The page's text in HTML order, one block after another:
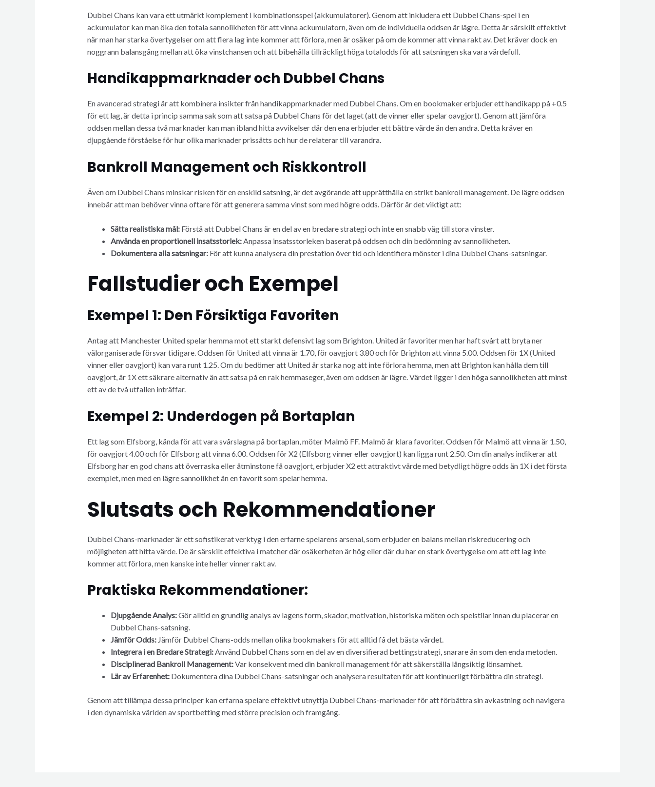
Dubbel Chans kan vara ett utmärkt komplement i kombinationsspel (akkumulatorer). Genom att inkludera ett Dubbel Chans-spel i en
ackumulator kan man öka den totala sannolikheten för att vinna ackumulatorn, även om de individuella oddsen är lägre. Detta är särskilt effektivt
när man har starka övertygelser om att flera lag inte kommer att förlora, men är osäker på om de kommer att vinna rakt av. Det kräver dock en
noggrann balansgång mellan att öka vinstchansen och att bibehålla tillräckligt höga totalodds för att satsningen ska vara värdefull.
Handikappmarknader och Dubbel Chans
En avancerad strategi är att kombinera insikter från handikappmarknader med Dubbel Chans. Om en bookmaker erbjuder ett handikapp på +0.5
för ett lag, är detta i princip samma sak som att satsa på Dubbel Chans för det laget (att de vinner eller spelar oavgjort). Genom att jämföra
oddsen mellan dessa två marknader kan man ibland hitta avvikelser där den ena erbjuder ett bättre värde än den andra. Detta kräver en
djupgående förståelse för hur olika marknader prissätts och hur de relaterar till varandra.
Bankroll Management och Riskkontroll
Även om Dubbel Chans minskar risken för en enskild satsning, är det avgörande att upprätthålla en strikt bankroll management. De lägre oddsen
innebär att man behöver vinna oftare för att generera samma vinst som med högre odds. Därför är det viktigt att:
Sätta realistiska mål:Förstå att Dubbel Chans är en del av en bredare strategi och inte en snabb väg till stora vinster.
Använda en proportionell insatsstorlek:Anpassa insatsstorleken baserat på oddsen och din bedömning av sannolikheten.
Dokumentera alla satsningar:För att kunna analysera din prestation över tid och identifiera mönster i dina Dubbel Chans-satsningar.
Fallstudier och Exempel
Exempel 1: Den Försiktiga Favoriten
Antag att Manchester United spelar hemma mot ett starkt defensivt lag som Brighton. United är favoriter men har haft svårt att bryta ner
välorganiserade försvar tidigare. Oddsen för United att vinna är 1.70, för oavgjort 3.80 och för Brighton att vinna 5.00. Oddsen för 1X (United
vinner eller oavgjort) kan vara runt 1.25. Om du bedömer att United är starka nog att inte förlora hemma, men att Brighton kan hålla dem till
oavgjort, är 1X ett säkrare alternativ än att satsa på en rak hemmaseger, även om oddsen är lägre. Värdet ligger i den höga sannolikheten att minst
ett av de två utfallen inträffar.
Exempel 2: Underdogen på Bortaplan
Ett lag som Elfsborg, kända för att vara svårslagna på bortaplan, möter Malmö FF. Malmö är klara favoriter. Oddsen för Malmö att vinna är 1.50,
för oavgjort 4.00 och för Elfsborg att vinna 6.00. Oddsen för X2 (Elfsborg vinner eller oavgjort) kan ligga runt 2.50. Om din analys indikerar att
Elfsborg har en god chans att överraska eller åtminstone få oavgjort, erbjuder X2 ett attraktivt värde med betydligt högre odds än 1X i det första
exemplet, men med en lägre sannolikhet än en favorit som spelar hemma.
Slutsats och Rekommendationer
Dubbel Chans-marknader är ett sofistikerat verktyg i den erfarne spelarens arsenal, som erbjuder en balans mellan riskreducering och
möjligheten att hitta värde. De är särskilt effektiva i matcher där osäkerheten är hög eller där du har en stark övertygelse om att ett lag inte
kommer att förlora, men kanske inte heller vinner rakt av.
Praktiska Rekommendationer:
Djupgående Analys:Gör alltid en grundlig analys av lagens form, skador, motivation, historiska möten och spelstilar innan du placerar en
Dubbel Chans-satsning.
Jämför Odds:Jämför Dubbel Chans-odds mellan olika bookmakers för att alltid få det bästa värdet.
Integrera i en Bredare Strategi:Använd Dubbel Chans som en del av en diversifierad bettingstrategi, snarare än som den enda metoden.
Disciplinerad Bankroll Management:Var konsekvent med din bankroll management för att säkerställa långsiktig lönsamhet.
Lär av Erfarenhet:Dokumentera dina Dubbel Chans-satsningar och analysera resultaten för att kontinuerligt förbättra din strategi.
Genom att tillämpa dessa principer kan erfarna spelare effektivt utnyttja Dubbel Chans-marknader för att förbättra sin avkastning och navigera
i den dynamiska världen av sportbetting med större precision och framgång.